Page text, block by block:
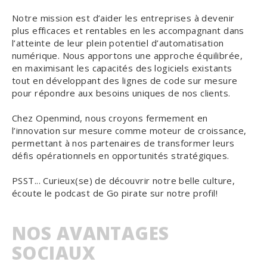
Notre mission est d’aider les entreprises à devenir
plus efficaces et rentables en les accompagnant dans
l’atteinte de leur plein potentiel d’automatisation
numérique. Nous apportons une approche équilibrée,
en maximisant les capacités des logiciels existants
tout en développant des lignes de code sur mesure
pour répondre aux besoins uniques de nos clients.
Chez Openmind, nous croyons fermement en
l’innovation sur mesure comme moteur de croissance,
permettant à nos partenaires de transformer leurs
défis opérationnels en opportunités stratégiques.
PSST... Curieux(se) de découvrir notre belle culture,
écoute le podcast de Go pirate sur notre profil!
NOS AVANTAGES
SOCIAUX